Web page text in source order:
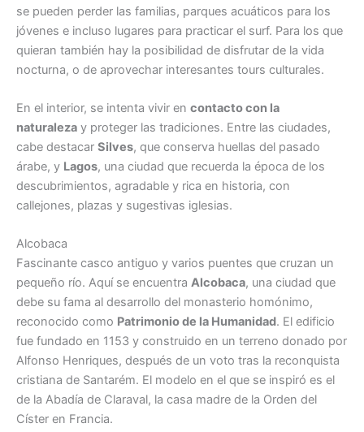
se pueden perder las familias, parques acuáticos para los
jóvenes e incluso lugares para practicar el surf. Para los que
quieran también hay la posibilidad de disfrutar de la vida
nocturna, o de aprovechar interesantes tours culturales.
En el interior, se intenta vivir en contacto con la
naturaleza y proteger las tradiciones. Entre las ciudades,
cabe destacar Silves, que conserva huellas del pasado
árabe, y Lagos, una ciudad que recuerda la época de los
descubrimientos, agradable y rica en historia, con
callejones, plazas y sugestivas iglesias.
Alcobaca
Fascinante casco antiguo y varios puentes que cruzan un
pequeño río. Aquí se encuentra Alcobaca, una ciudad que
debe su fama al desarrollo del monasterio homónimo,
reconocido como Patrimonio de la Humanidad. El edificio
fue fundado en 1153 y construido en un terreno donado por
Alfonso Henriques, después de un voto tras la reconquista
cristiana de Santarém. El modelo en el que se inspiró es el
de la Abadía de Claraval, la casa madre de la Orden del
Císter en Francia.